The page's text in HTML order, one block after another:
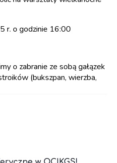
r. o godzinie 16:00
o zabranie ze sobą gałązek
(bukszpan, wierzba,